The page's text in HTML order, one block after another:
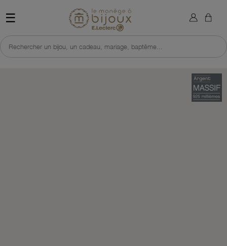
☰ Retour à l'accueil du site
Rechercher un bijou, un cadeau, mariage, baptême...
×